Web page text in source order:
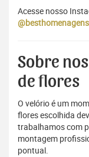
Acesse nosso
@besthomenagens
Sobre
de flores
O velório é um
flores escolhida
trabalhamos com
montagem
pontual.